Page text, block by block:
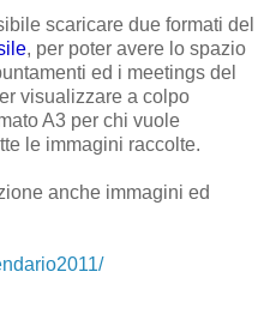
scaricare due formati del
, per poter avere lo spazio
ed i meetings del
visualizzare a colpo
A3 per chi vuole
le immagini raccolte.
anche immagini ed